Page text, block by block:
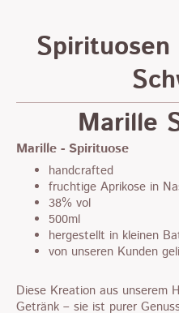
Marille
Marille - Spirituose
handcrafted
fruchtige Aprikose in
38% vol
500ml
hergestellt in kleinen
von unseren Kunden
Diese Kreation aus unserem
Getränk – sie ist purer